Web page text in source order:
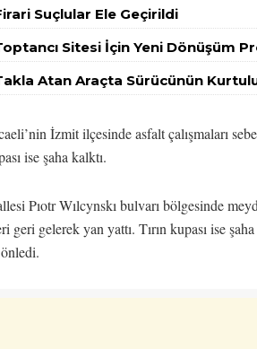
Suçlular Ele Geçirildi
Sitesi İçin Yeni Dönüşüm
Atan Araçta Sürücünün
İzmit ilçesinde asfalt çalışmaları
ise şaha kalktı.
Pıotr Wılcynskı bulvarı bölgesinde
geri gelerek yan yattı. Tırın kupası ise